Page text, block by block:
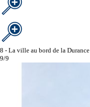
8 - La ville au bord de la Durance
9/9